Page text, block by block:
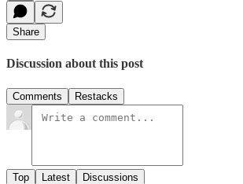
Share
Discussion about this post
Comments Restacks
Top Latest Discussions